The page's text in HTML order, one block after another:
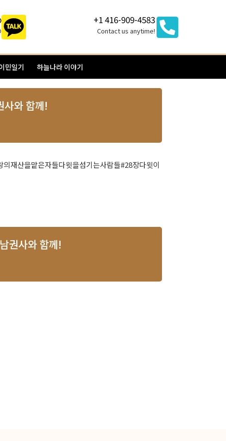
+1 416-909-4583
Contact us anytime!
민일기 하늘나라 이야기
와 함께!
재산을맡은자들다윗을섬기는사람들#28장다윗이
권사와 함께!